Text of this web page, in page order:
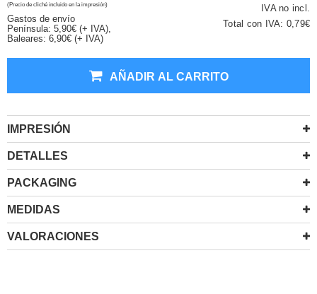
(Precio de cliché incluido en la impresión)
Gastos de envío
Península: 5,90€ (+ IVA),
Baleares: 6,90€ (+ IVA)
IVA no incl.
Total con IVA: 0,79€
AÑADIR AL CARRITO
IMPRESIÓN
DETALLES
PACKAGING
MEDIDAS
VALORACIONES